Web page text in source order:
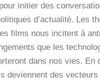
initier des
d’actualité. Les
films nous incitent à
que les
dans nos vies. En
deviennent des